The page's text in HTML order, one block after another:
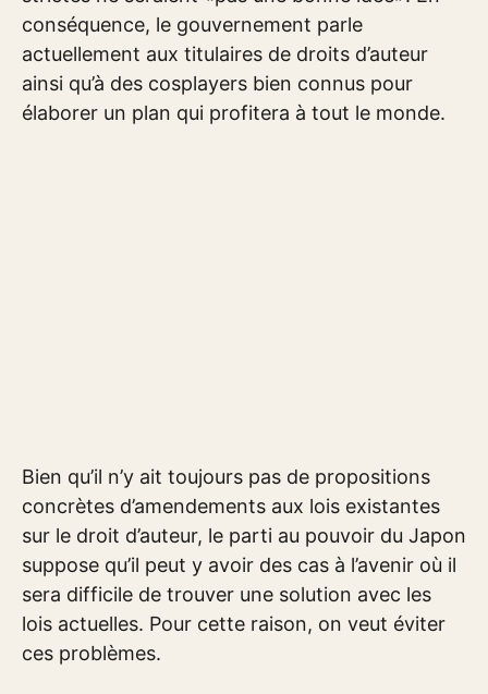
conséquence, le gouvernement parle
actuellement aux titulaires de droits d’auteur
ainsi qu’à des cosplayers bien connus pour
élaborer un plan qui profitera à tout le monde.
Bien qu’il n’y ait toujours pas de propositions
concrètes d’amendements aux lois existantes
sur le droit d’auteur, le parti au pouvoir du Japon
suppose qu’il peut y avoir des cas à l’avenir où il
sera difficile de trouver une solution avec les
lois actuelles. Pour cette raison, on veut éviter
ces problèmes.